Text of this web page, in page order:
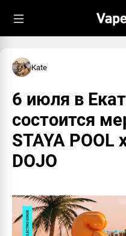
Kate
6 июля в
состоится
STAYA POOL
DOJO